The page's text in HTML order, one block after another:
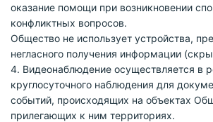
оказание помощи при возникновении
конфликтных вопросов.
Общество не использует устройства,
негласного получения информации
4. Видеонаблюдение осуществляется в
круглосуточного наблюдения для
событий, происходящих на объектах
прилегающих к ним территориях.